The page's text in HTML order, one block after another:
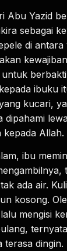
Abu Yazid
sebagai
di antara
ibuku
kucari,
dipahami
kepada Allah.
ibu
ada air.
kosong.
mengisi
terasa